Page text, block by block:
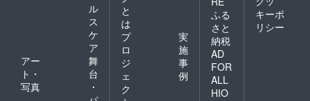
ル
ス
ケ
ア
アー
ト・
写真
舞
台
・
と
は
プ
ロ
ジ
ェ
ク
実
施
事
例
ふる
さと
納税
AD
FOR
ALL
HIO
キーポ
リシー